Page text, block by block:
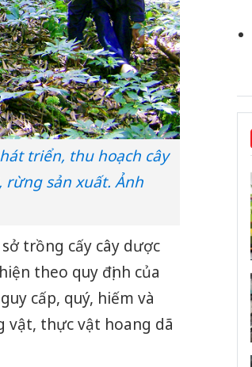
triển, thu hoạch cây
sản xuất. Ảnh
trồng cấy cây dược
theo quy định của
cấp, quý, hiếm và
vật, thực vật hoang dã
Cà Mau: Tiêu hủy
kinh doanh
Công an Thanh Hóa
tìm bị hại trong vụ
án sản xuất, buôn
bán yến sào giả